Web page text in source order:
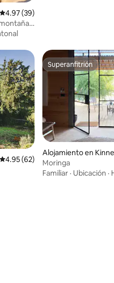
Calificación promedio: 4.97 de 5,
4.97 (39)
total
Calificación promedio: 4.95 de 5,
4.95 (62)
Superanfitrión
Superanfitrión
Alojamiento en
Moringa
Familiar · Ubicación ·